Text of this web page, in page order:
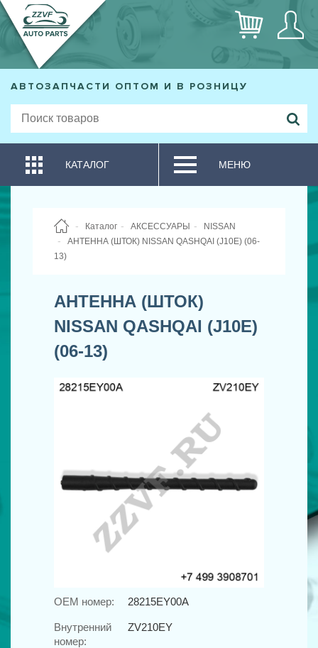
АВТОЗАПЧАСТИ ОПТОМ И В РОЗНИЦУ
КАТАЛОГ МЕНЮ
Каталог АКСЕССУАРЫ
NISSAN
АНТЕННА (ШТОК) NISSAN QASHQAI (J10E) (06-
13)
АНТЕННА (ШТОК)
NISSAN QASHQAI (J10E)
(06-13)
OEM номер: 28215EY00A
Внутренний
номер:
ZV210EY